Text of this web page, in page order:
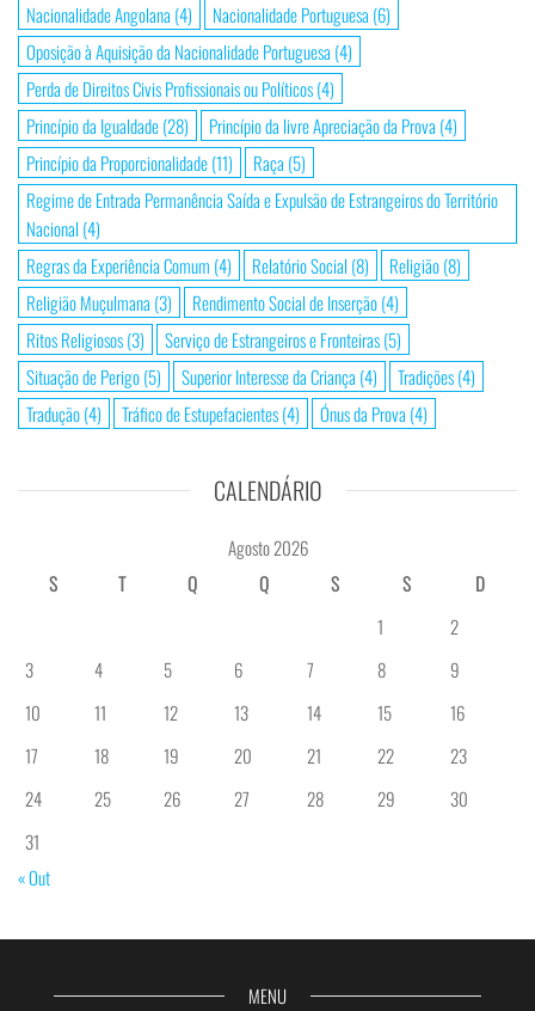
Nacionalidade Angolana (4) Nacionalidade Portuguesa (6)
Oposição à Aquisição da Nacionalidade Portuguesa (4)
Perda de Direitos Civis Profissionais ou Políticos(4)
Princípio da Igualdade(28) Princípio da livre Apreciação da Prova (4)
Princípio da Proporcionalidade(11) Raça (5)
Regime de Entrada Permanência Saída e Expulsão de Estrangeiros do Território
Nacional (4)
Regras da Experiência Comum (4) Relatório Social (8) Religião(8)
Religião Muçulmana (3) Rendimento Social de Inserção(4)
Ritos Religiosos(3) Serviço de Estrangeiros e Fronteiras(5)
Situação de Perigo(5) Superior Interesse da Criança (4) Tradições(4)
Tradução(4) Tráfico de Estupefacientes(4) Ónus da Prova (4)
CALENDÁRIO
Agosto 2026
S
T Q Q S S
D
1
2
3
4 5 6 7 8
9
10
11 12 13 14 15
16
17
18 19 20 21 22
23
24
25 26 27 28 29
30
31
« Out
MENU